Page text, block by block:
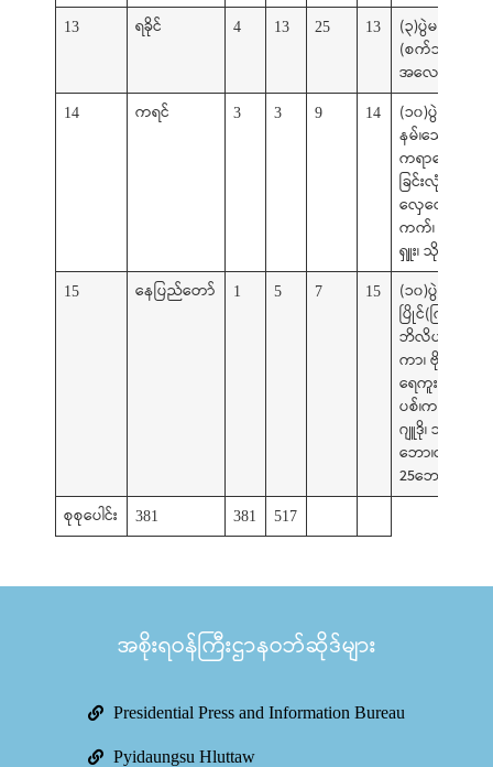
13 ရခိုင် 4 13 25 13
(၃)ပွဲမပြိုင်
(စက်ဘီး၊ ခြင်း
အလေးမ))
14 ကရင် 3 3 9 14
(၁၀)ပွဲမပြိုင်၊ (
နမ်၊သေနတ်ပစ်
ကရာတေး၊
ခြင်းလုံး၊အလေး
လှေလှော်၊ခရစ်
ကက်၊ စက်ဘီး၊
ရှူး၊ သိုင်း)
15 နေပြည်တော် 1 5 7 15
(၁၀)ပွဲမ
ပြိုင်(ကြက်တေ
ဘိလိယက်/စနူ
ကာ၊ ဗိုဗီနမ်၊
ရေကူး၊သေနတ်
ပစ်၊ကရာတေး၊
ဂျူဒို၊ ဘတ်စ
ဘော၊တင်းနစ်၊
25ဘောလုံး(မ))
စုစုပေါင်း
381 381 517
အစိုးရဝန်ကြီးဌာနဝဘ်ဆိုဒ်များ
Presidential Press and Information Bureau
Pyidaungsu Hluttaw